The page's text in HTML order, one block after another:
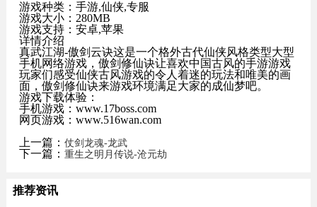
游戏种类：手游,仙侠,专服
游戏大小：280MB
游戏支持：安卓,苹果
详情介绍
真武江湖-傲剑云诀这是一个格外古代仙侠风格类型大型
手机网络游戏，傲剑修仙诀让喜欢中国古风的手游游戏
玩家们感受仙侠古风游戏的令人着迷的玩法和唯美的画
面，傲剑修仙诀来游戏环境满足大家的成仙梦吧。
游戏下载体验：
手机游戏：www.17boss.com
网页游戏：www.516wan.com
上一篇： 仗剑龙魂-龙武
下一篇： 重生之明月传说-沧元劫
推荐资讯